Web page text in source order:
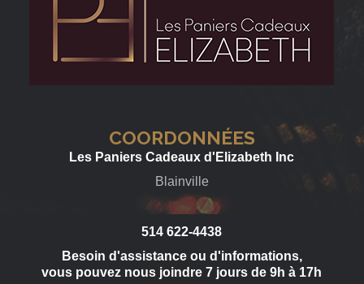
COORDONNÉES
Les Paniers Cadeaux d'Elizabeth Inc
Blainville
514 622-4438
Besoin d'assistance ou d'informations,
vous pouvez nous joindre 7 jours de 9h à 17h